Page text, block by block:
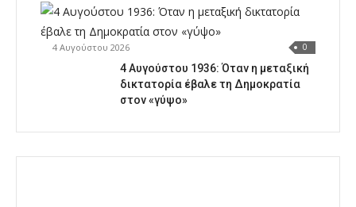
4 Αυγούστου 2026 0
4 Αυγούστου 1936: Όταν η μεταξική
δικτατορία έβαλε τη Δημοκρατία
στον «γύψο»